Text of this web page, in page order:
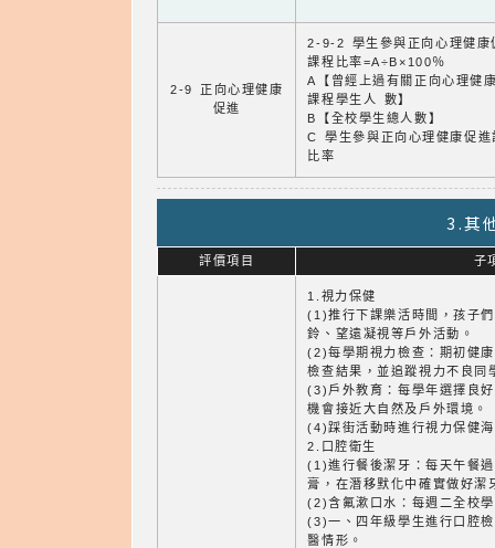
2-9 正向心理健康
促進
2-9-2 學生參與正向心理健康
課程比率=A÷B×100％
A【曾經上過有關正向心理健
課程學生人 數】
B【全校學生總人數】
C 學生參與正向心理健康促進
比率
3.其
評價項目 子
1.視力保健
(1)推行下課樂活時間，孩子
鈴、望遠凝視等戶外活動。
(2)每學期視力檢查：期初健
檢查結果，並追蹤視力不良同
(3)戶外教育：每學年選擇良
機會接近大自然及戶外環境。
(4)踩街活動時進行視力保健
2.口腔衛生
(1)進行餐後潔牙：每天午餐
膏，在潛移默化中確實做好潔
(2)含氟漱口水：每週二全校
(3)一、四年級學生進行口腔
醫情形。